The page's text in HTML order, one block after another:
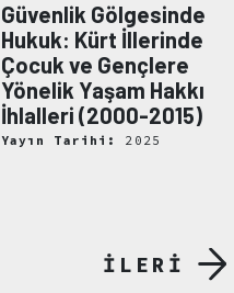
Güvenlik Gölgesinde
Hukuk: Kürt İllerinde
Çocuk ve Gençlere
Yönelik Yaşam Hakkı
İhlalleri (2000-2015)
Yayın Tarihi: 2025
İLERİ